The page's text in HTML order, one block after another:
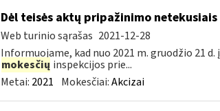
Dėl teisės aktų pripažinimo
Web turinio sąrašas 2021-12-28
Informuojame, kad nuo 2021 m. gruodžio 21
mokesčių inspekcijos prie...
Metai: 2021 Mokesčiai:Akcizai